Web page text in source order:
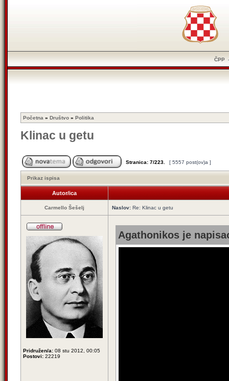
ČPP
Početna » Društvo » Politika
Klinac u getu
Stranica: 7/223 [ 5557 post(ov)a ]
Prikaz ispisa
Autor/ica
Carmello Šešelj Naslov: Re: Klinac u getu
Pridružen/a: 08 stu 2012, 00:05
Postovi: 22219
Agathonikos je